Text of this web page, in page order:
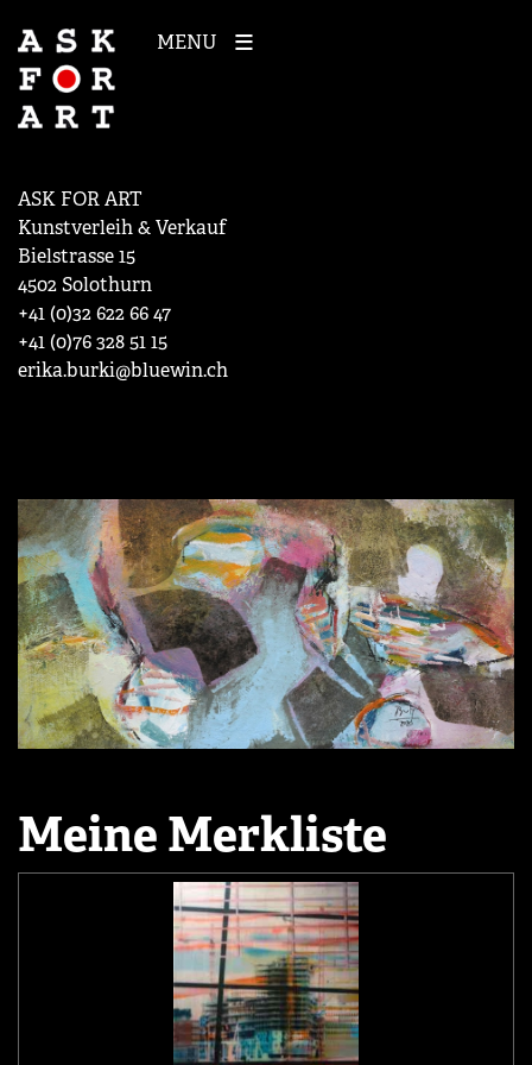
MENU
ASK FOR ART
Kunstverleih & Verkauf
Bielstrasse 15
4502 Solothurn
+41 (0)32 622 66 47
+41 (0)76 328 51 15
erika.burki@bluewin.ch
Meine Merkliste